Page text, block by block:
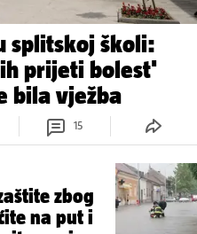
splitskoj školi:
prijeti bolest'
bila vježba
15
zbog
na put i